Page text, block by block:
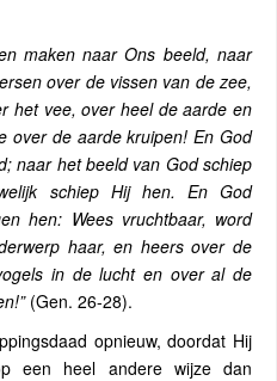
maken naar Ons beeld, naar
over de vissen van de zee,
het vee, over heel de aarde en
over de aarde kruipen! En God
naar het beeld van God schiep
schiep Hij hen. En God
hen: Wees vruchtbaar, word
haar, en heers over de
in de lucht en over al de
(Gen. 26-28).
opnieuw, doordat Hij
een heel andere wijze dan